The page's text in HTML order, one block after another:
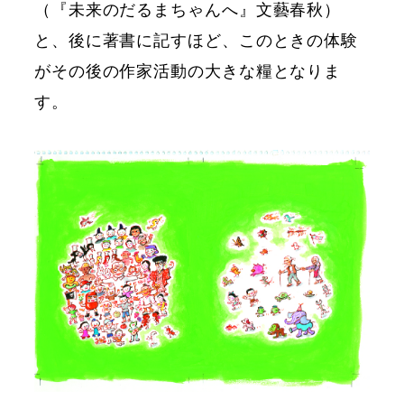
（『未来のだるまちゃんへ』文藝春秋）
と、後に著書に記すほど、このときの体験
がその後の作家活動の大きな糧となりま
す。